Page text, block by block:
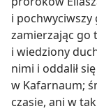
i
zamierzając go
i wiedziony
nimi i oddalił
w Kafarnaum;
czasie, ani w